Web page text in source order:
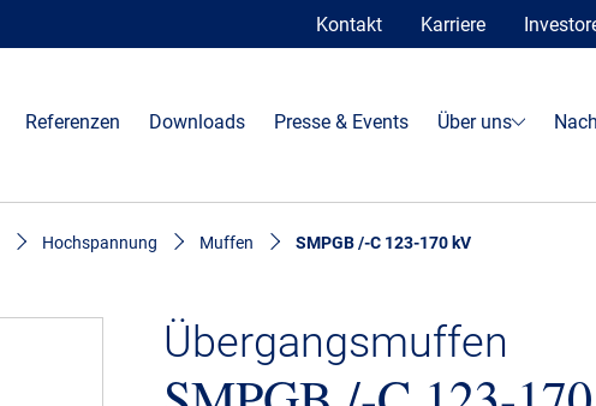
Kontakt Karriere
Referenzen Downloads Presse & Events Über uns
Hochspannung Muffen SMPGB /-C 123-170 kV
Übergangsmuffen